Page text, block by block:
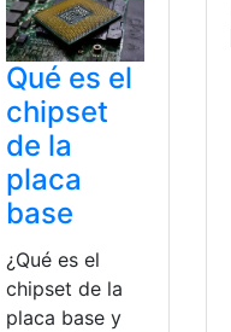
Qué es el
chipset
de la
placa
base
¿Qué es el
chipset de la
placa base y